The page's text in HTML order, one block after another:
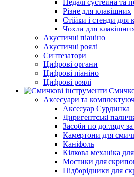
Педалі сустейна та
Різне для клавішних
Стійки і стенди для
Чохли для
Акустичні піаніно
Акустичні роялі
Синтезатори
Цифрові органи
Цифрові піаніно
Цифрові роялі
Аксесуари та
Аксесуар Сурдинка
Диригентські
Засоби по догляду
Камертони для
Каніфоль
Кілкова механіка
Мостики для скрипок
Підборiдники для